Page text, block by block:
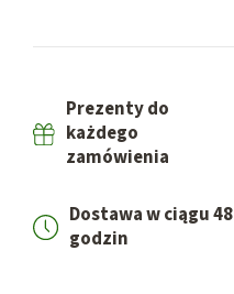
Prezenty do
każdego
zamówienia
Dostawa w ciągu 48
godzin